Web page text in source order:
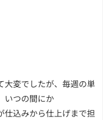
大変でしたが、毎週の単
いつの間にか
仕込みから仕上げまで担